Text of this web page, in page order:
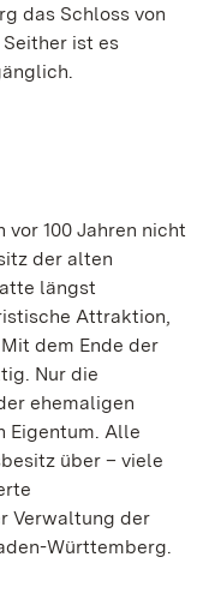
das Schloss von
ist es
100 Jahren nicht
der alten
längst
Attraktion,
dem Ende der
Nur die
ehemaligen
Eigentum. Alle
über – viele
Verwaltung der
Württemberg.